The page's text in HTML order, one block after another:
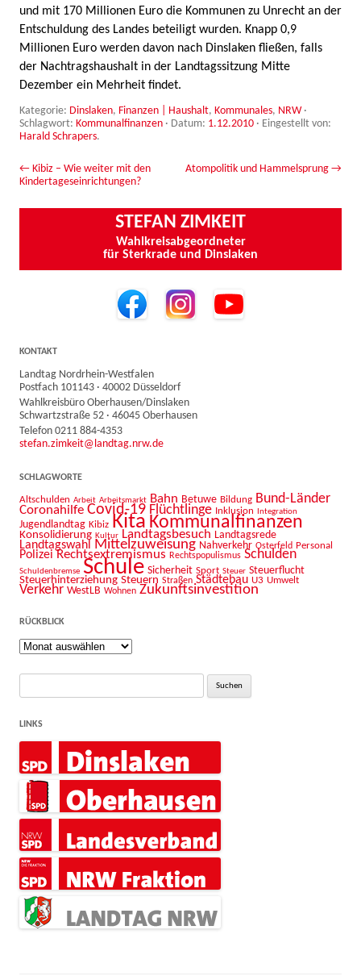
und mit 170 Millionen Euro die Kommunen zu Unrecht an der
Entschuldung des Landes beteiligt wurden. Knapp 0,9
Millionen Euro werden davon nach Dinslaken fließen, falls
der Nachtragshaushalt in der Landtagssitzung Mitte
Dezember ein Mehrheit findet.
Kategorie: Dinslaken, Finanzen | Haushalt, Kommunales, NRW·
Schlagwort: Kommunalfinanzen · Datum: 1.12.2010 · Eingestellt von:
Harald Schrapers.
Beitrags-Navigation
← Kibiz – Wie weiter mit den
Kindertageseinrichtungen?
Atompolitik und Hammelsprung →
STEFAN ZIMKEIT
Wahlkreisabgeordneter
für Sterkrade und Dinslaken
KONTAKT
Landtag Nordrhein-Westfalen
Postfach 101143 · 40002 Düsseldorf
Wahlkreisbüro Oberhausen/Dinslaken
Schwartzstraße 52 · 46045 Oberhausen
Telefon 0211 884-4353
stefan.zimkeit@landtag.nrw.de
SCHLAGWORTE
Altschulden Arbeit Arbeitsmarkt Bahn Betuwe Bildung Bund-Länder
Coronahilfe Covid-19 Flüchtlinge Inklusion Integration
Jugendlandtag Kibiz Kita Kommunalfinanzen
Konsolidierung Kultur Landtagsbesuch Landtagsrede
Landtagswahl Mittelzuweisung Nahverkehr Osterfeld Personal
Polizei Rechtsextremismus Rechtspopulismus Schulden
Schuldenbremse Schule Sicherheit Sport Steuer Steuerflucht
Steuerhinterziehung Steuern Straßen Städtebau U3 Umwelt
Verkehr WestLB Wohnen Zukunftsinvestition
RÜCKBLICK
Rückblick
Suche
LINKS